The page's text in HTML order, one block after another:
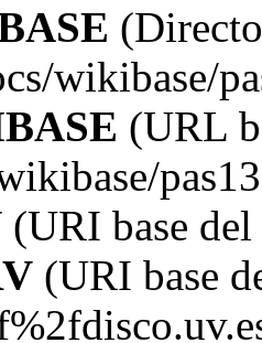
wikibase/
(URL
pas13
(URI base
(URI base